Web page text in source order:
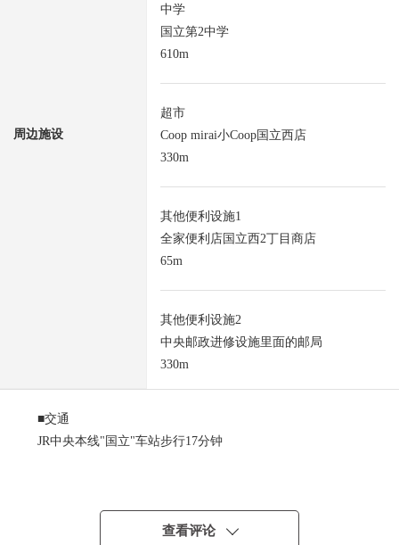
周边施设
中学
国立第2中学
610m
超市
Coop mirai小Coop国立西店
330m
其他便利设施1
全家便利店国立西2丁目商店
65m
其他便利设施2
中央邮政进修设施里面的邮局
330m
■交通
JR中央本线"国立"车站步行17分钟
0在有建筑条件的待售土地，没有
能在喜欢的House厂商、建筑公司要建筑
查看评论